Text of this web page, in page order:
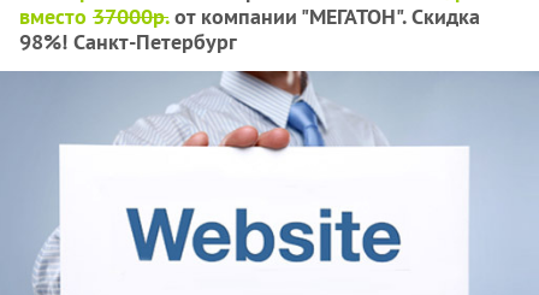
вместо 37000р.от компании "МЕГАТОН". Скидка
98%! Санкт-Петербург